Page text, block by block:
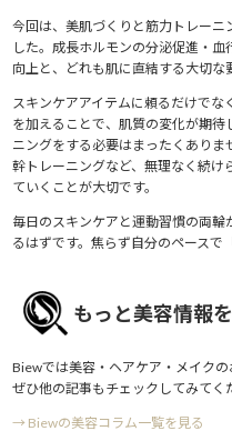
今回は、美肌づくりと筋力トレー
した。成長ホルモンの分泌促進・
向上と、どれも肌に直結する大切な
スキンケアアイテムに頼るだけでな
を加えることで、肌質の変化が期
ニングをする必要はまったくあり
幹トレーニングなど、無理なく続け
ていくことが大切です。
毎日のスキンケアと運動習慣の両
るはずです。焦らず自分のペースで
もっと美容情報
Biewでは美容・ヘアケア・メイクの
ぜひ他の記事もチェックしてみてく
→ Biewの美容コラム一覧を見る